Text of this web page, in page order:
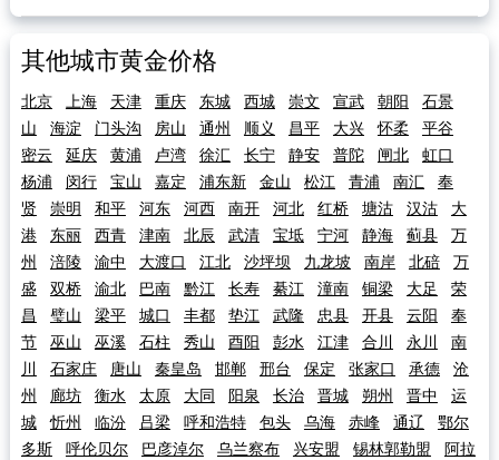
其他城市黄金价格
北京 上海 天津 重庆 东城 西城 崇文 宣武 朝阳
石景
山
海淀 门头沟 房山 通州 顺义 昌平 大兴 怀柔
平谷
密云
延庆 黄浦 卢湾 徐汇 长宁 静安 普陀 闸北
虹口
杨浦
闵行 宝山 嘉定 浦东新 金山 松江 青浦 南汇
奉
贤
崇明 和平 河东 河西 南开 河北 红桥 塘沽 汉沽
大
港
东丽 西青 津南 北辰 武清 宝坻 宁河 静海 蓟县
万
州
涪陵 渝中 大渡口 江北 沙坪坝 九龙坡 南岸 北碚
万
盛
双桥 渝北 巴南 黔江 长寿 綦江 潼南 铜梁 大足
荣
昌
璧山 梁平 城口 丰都 垫江 武隆 忠县 开县 云阳
奉
节
巫山 巫溪 石柱 秀山 酉阳 彭水 江津 合川 永川
南
川
石家庄 唐山 秦皇岛 邯郸 邢台 保定 张家口 承德
沧
州
廊坊 衡水 太原 大同 阳泉 长治 晋城 朔州 晋中
运
城
忻州 临汾 吕梁 呼和浩特 包头 乌海 赤峰 通辽
鄂尔
多斯
呼伦贝尔 巴彦淖尔 乌兰察布 兴安盟 锡林郭勒盟 阿拉